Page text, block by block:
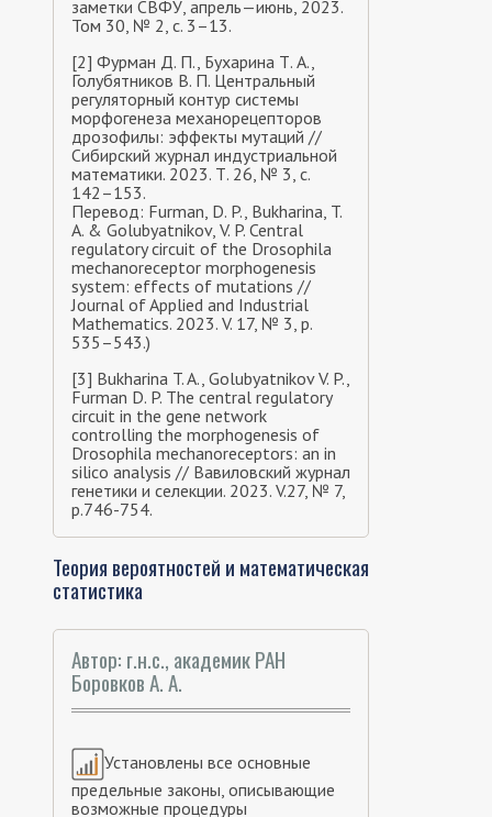
заметки СВФУ, апрель—июнь, 2023.
Том 30, № 2, с. 3–13.
[2] Фурман Д. П., Бухарина Т. А.,
Голубятников В. П. Центральный
регуляторный контур системы
морфогенеза механорецепторов
дрозофилы: эффекты мутаций //
Cибирский журнал индустриальной
математики. 2023. Т. 26, № 3, с.
142–153.
Перевод: Furman, D. P., Bukharina, T.
A. & Golubyatnikov, V. P. Central
regulatory circuit of the Drosophila
mechanoreceptor morphogenesis
system: effects of mutations //
Journal of Applied and Industrial
Mathematics. 2023. V. 17, № 3, p.
535–543.)
[3] Bukharina T. A., Golubyatnikov V. P.,
Furman D. P. The central regulatory
circuit in the gene network
controlling the morphogenesis of
Drosophila mechanoreceptors: an in
silico analysis // Вавиловский журнал
генетики и селекции. 2023. V.27, № 7,
p.746-754.
Теория вероятностей и математическая
статистика
Автор: г.н.с., академик РАН
Боровков А. А.
Установлены все основные
предельные законы, описывающие
возможные процедуры